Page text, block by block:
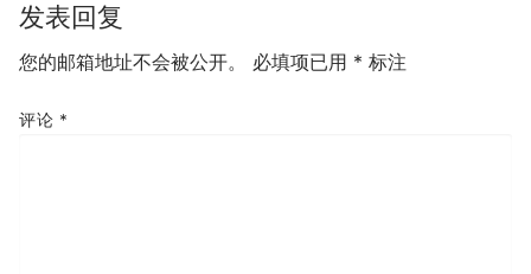
发表回复
您的邮箱地址不会被公开。 必填项已用 * 标注
评论 *